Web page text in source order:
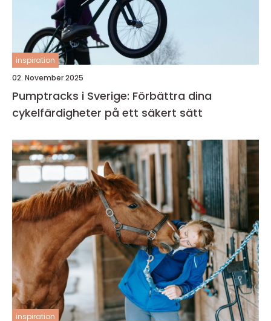
inspiration
02. November 2025
Pumptracks i Sverige: Förbättra dina
cykelfärdigheter på ett säkert sätt
inspiration